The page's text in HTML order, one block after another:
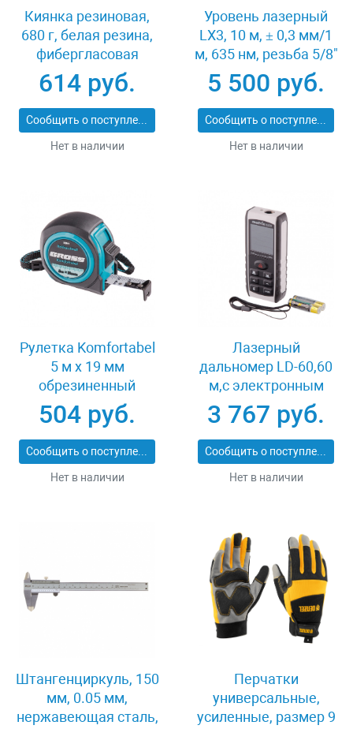
Киянка резиновая,
680 г, белая резина,
фибергласовая
рукоятка Сибртех
11168
614 руб.
Сообщить о поступлении
Нет в наличии
Уровень лазерный
LX3, 10 м, ± 0,3 мм/1
м, 635 нм, резьба 5/8"
Denzel 35070
5 500 руб.
Сообщить о поступлении
Нет в наличии
Рулетка Komfortabel
5 м х 19 мм
обрезиненный
корпус Gross 32561
504 руб.
Сообщить о поступлении
Нет в наличии
Лазерный
дальномер LD-60,60
м,с электронным
угломером Matrix
38016
3 767 руб.
Сообщить о поступлении
Нет в наличии
Штангенциркуль, 150
мм, 0.05 мм,
нержавеющая сталь,
Перчатки
универсальные,
усиленные, размер 9